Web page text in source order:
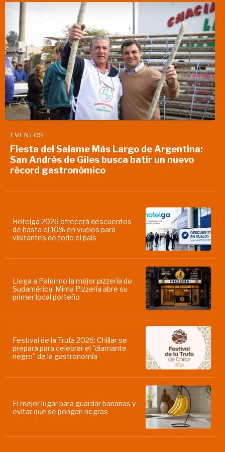
EVENTOS
Fiesta del Salame Más Largo de Argentina:
San Andrés de Giles busca batir un nuevo
récord gastronómico
Hotelga 2026 ofrecerá descuentos
de hasta el 10% en vuelos para
visitantes de todo el país
Llega a Palermo la mejor pizzería de
Sudamérica: Mima Pizzería abre su
primer local porteño
Festival de la Trufa 2026: Chillar se
prepara para celebrar el "diamante
negro" de la gastronomía
El mejor lugar para guardar bananas y
evitar que se pongan negras